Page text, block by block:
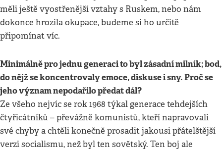
měli ještě vyostřenější vztahy s Ruskem, nebo nám
dokonce hrozila okupace, budeme si ho určitě
připomínat víc.
Minimálně pro jednu generaci to byl zásadní milník; bod,
do nějž se koncentrovaly emoce, diskuse i sny. Proč se
jeho význam nepodařilo předat dál?
Ze všeho nejvíc se rok 1968 týkal generace tehdejších
čtyřicátníků – převážně komunistů, kteří napravovali
své chyby a chtěli konečně prosadit jakousi přátelštější
verzi socialismu, než byl ten sovětský. Ten boj ale